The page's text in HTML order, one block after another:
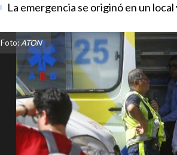
La emergencia se originó en un
Foto: ATON